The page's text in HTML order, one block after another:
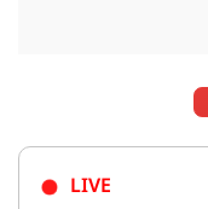
LIVE